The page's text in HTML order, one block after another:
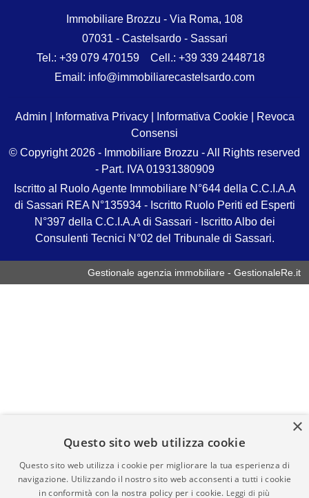
Immobiliare Brozzu - Via Roma, 108
07031 - Castelsardo- Sassari
Tel.: +39 079 470159Cell.: +39 339 2448718
Email: info@immobiliarecastelsardo.com
Admin Informativa Privacy| Informativa Cookie|
Revoca
Consensi
© Copyright 2026 - Immobiliare Brozzu - All Rights reserved
- Part. IVA 01931380909
Iscritto al Ruolo Agente Immobiliare N°644 della C.C.I.A.A
di Sassari REA N°135934 - Iscritto Ruolo Periti ed Esperti
N°397 della C.C.I.A.A di Sassari - Iscritto Albo dei
Consulenti Tecnici N°02 del Tribunale di Sassari.
Gestionale agenzia immobiliare - GestionaleRe.it
×
Questo sito web utilizza cookie
Questo sito web utilizza i cookie per migliorare la tua esperienza di
navigazione. Utilizzando il nostro sito web acconsenti a tutti i cookie
in conformità con la nostra policy per i cookie. Leggi di più